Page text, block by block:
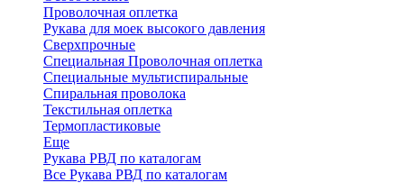
Проволочная оплетка
Рукава для моек высокого давления
Сверхпрочные
Специальная Проволочная оплетка
Специальные мультиспиральные
Спиральная проволока
Текстильная оплетка
Термопластиковые
Еще
Рукава РВД по каталогам
Все Рукава РВД по каталогам